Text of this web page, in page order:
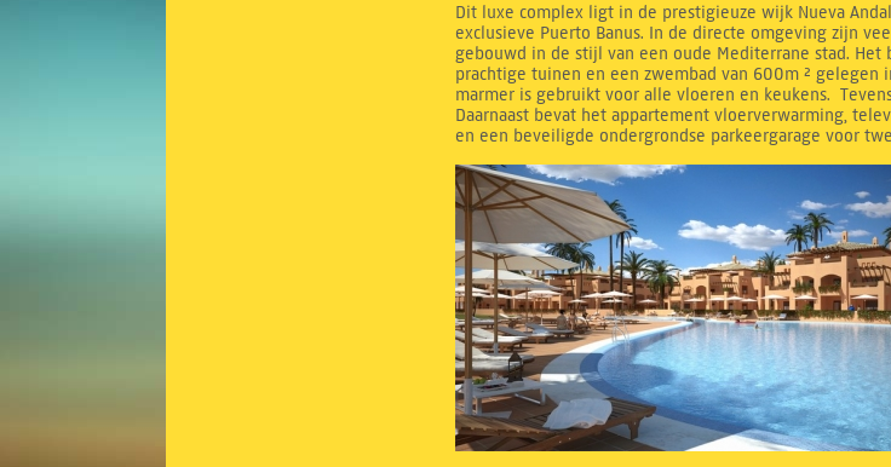
Dit luxe complex ligt in de prestigieuze wijk Nueva
exclusieve Puerto Banus. In de directe omgeving zijn
gebouwd in de stijl van een oude Mediterrane stad.
prachtige tuinen en een zwembad van 600m ² gelegen
marmer is gebruikt voor alle vloeren en keukens.
Daarnaast bevat het appartement vloerverwarming,
en een beveiligde ondergrondse parkeergarage voor